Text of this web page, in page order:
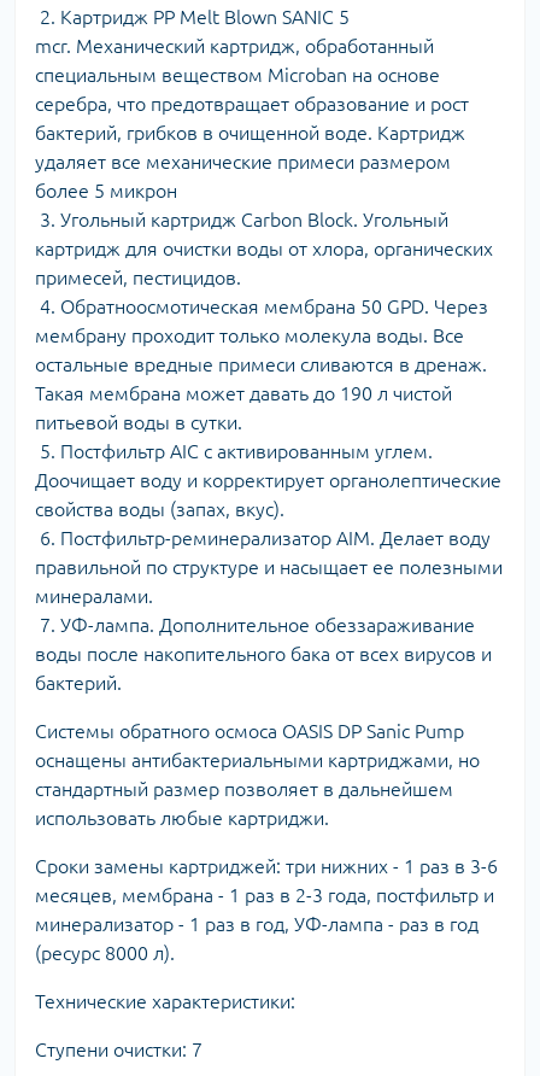
2. Картридж PP Melt Blown SANIC 5
mcr. Механический картридж, обработанный
специальным веществом Microban на основе
серебра, что предотвращает образование и рост
бактерий, грибков в очищенной воде. Картридж
удаляет все механические примеси размером
более 5 микрон
3. Угольный картридж Carbon Block. Угольный
картридж для очистки воды от хлора, органических
примесей, пестицидов.
4. Обратноосмотическая мембрана 50 GPD. Через
мембрану проходит только молекула воды. Все
остальные вредные примеси сливаются в дренаж.
Такая мембрана может давать до 190 л чистой
питьевой воды в сутки.
5. Постфильтр AIC с активированным углем.
Доочищает воду и корректирует органолептические
свойства воды (запах, вкус).
6. Постфильтр-реминерализатор AIM. Делает воду
правильной по структуре и насыщает ее полезными
минералами.
7. УФ-лампа. Дополнительное обеззараживание
воды после накопительного бака от всех вирусов и
бактерий.
Системы обратного осмоса OASIS DP Sanic Pump
оснащены антибактериальными картриджами, но
стандартный размер позволяет в дальнейшем
использовать любые картриджи.
Сроки замены картриджей: три нижних - 1 раз в 3-6
месяцев, мембрана - 1 раз в 2-3 года, постфильтр и
минерализатор - 1 раз в год, УФ-лампа - раз в год
(ресурс 8000 л).
Технические характеристики:
Ступени очистки: 7